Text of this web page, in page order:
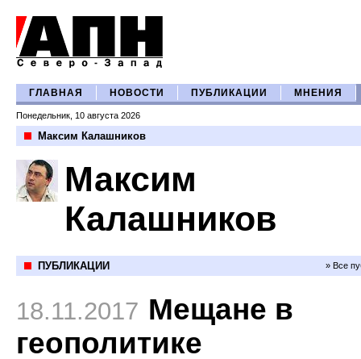
ГЛАВНАЯ НОВОСТИ ПУБЛИКАЦИИ МНЕНИЯ
Понедельник, 10 августа 2026
Максим Калашников
Максим
Калашников
ПУБЛИКАЦИИ » Все
18.11.2017 Мещане в
геополитике